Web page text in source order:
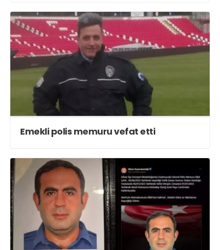
Emekli polis memuru vefat etti